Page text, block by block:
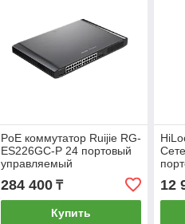
PoE коммутатор Ruijie RG-
ES226GC-P 24 портовый
управляемый
284 400₸
Купить
12